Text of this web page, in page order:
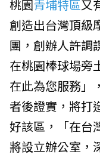
桃園青埔特區又
創造出台灣頂級
團 ，創辦人許
在桃園棒球場旁
在此為您服務」
者後證實，將打
好該區，「在台
將設立辦公室，